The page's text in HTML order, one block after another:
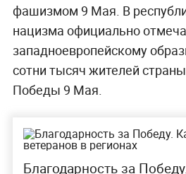
фашизмом 9 Мая. В
нацизма официально
западноевропейскому
сотни тысяч жителей
Победы 9 Мая.
Благодарность за